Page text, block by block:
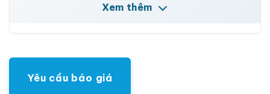
Xem thêm
Yêu cầu báo giá